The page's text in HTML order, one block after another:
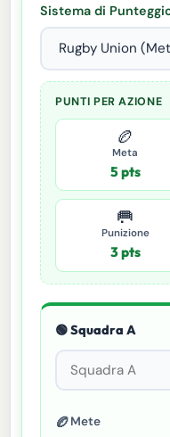
Sistema di
PUNTI PER AZIONE
🏉
Meta
5 pts
🥅
Punizione
3 pts
🟢 Squadra A
🏉Mete